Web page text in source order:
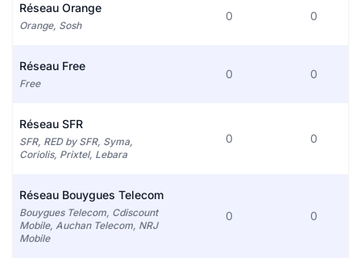
Réseau Orange
Orange, Sosh
0 0
Réseau Free
Free
0 0
Réseau SFR
SFR, RED by SFR, Syma,
Coriolis, Prixtel, Lebara
0 0
Réseau Bouygues Telecom
Bouygues Telecom, Cdiscount
Mobile, Auchan Telecom, NRJ
Mobile
0 0